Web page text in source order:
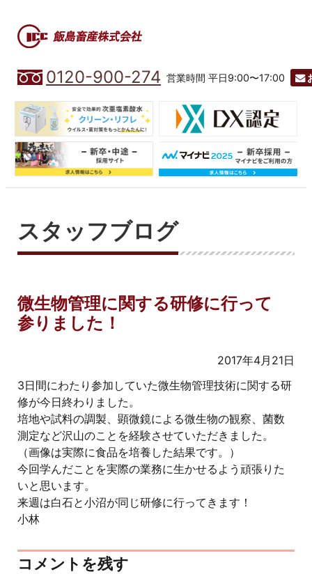
0120-900-274 営業時間 平日9:00〜17:00
スタッフブログ
微生物管理に関する研修に行って
参りました！
2017年4月21日
3日間にわたり参加していた微生物管理技術に関する研
修が今日終わりました。
培地や試料の調製、顕微鏡による微生物の観察、菌数
測定など沢山のことを経験させていただきました。
（画像は実際に食品を培養した結果です。）
今回学んだことを実際の業務に生かせるよう頑張りた
いと思います。
来週は白石と小沼が同じ研修に行ってきます！
小林
コメントを残す